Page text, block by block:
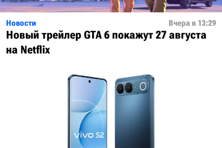
Новости Вчера в 13:29
Новый трейлер GTA 6 покажут 27 августа
на Netflix